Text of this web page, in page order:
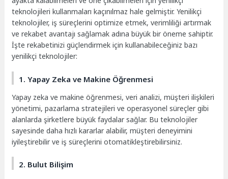
teknolojileri kullanmaları kaçınılmaz hale gelmiştir. Yenilikçi
teknolojiler, iş süreçlerini optimize etmek, verimliliği artırmak
ve rekabet avantajı sağlamak adına büyük bir öneme sahiptir.
İşte rekabetinizi güçlendirmek için kullanabileceğiniz bazı
yenilikçi teknolojiler:
1. Yapay Zeka ve Makine Öğrenmesi
Yapay zeka ve makine öğrenmesi, veri analizi, müşteri ilişkileri
yönetimi, pazarlama stratejileri ve operasyonel süreçler gibi
alanlarda şirketlere büyük faydalar sağlar. Bu teknolojiler
sayesinde daha hızlı kararlar alabilir, müşteri deneyimini
iyileştirebilir ve iş süreçlerini otomatikleştirebilirsiniz.
2. Bulut Bilişim